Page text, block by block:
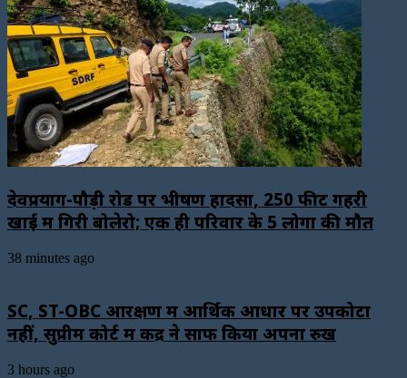
देवप्रयाग-पौड़ी रोड पर भीषण हादसा, 250 फीट गहरी
खाई में गिरी बोलेरो; एक ही परिवार के 5 लोगों की मौत
38 minutes ago
SC, ST-OBC आरक्षण में आर्थिक आधार पर उपकोटा
नहीं, सुप्रीम कोर्ट में केंद्र ने साफ किया अपना रुख
3 hours ago